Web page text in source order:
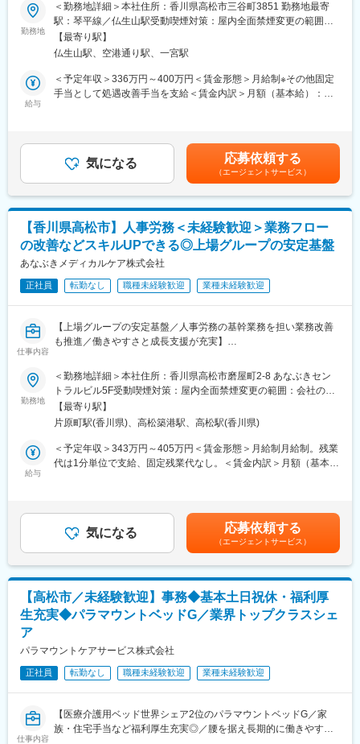
ッフと一緒に支援業務を行い、1日の業務の流れを覚えます。先輩
スタッフの丁寧な業務指導のもと、一緒に支援業務を繰り返して
いき、徐々に支援業務をお任せしていきます。一通りの支援業務
に慣れたら独り立ちですが、もし不安があれば研修期間を延長す
救命救急知識などを幅広く学ぶことができ、スキルアップができ
ます。
た方のほとんどは、福祉の仕事が未経験のスタートです。現場で
困ったことがあれば、支給される携帯電話で常駐している先輩ス
タッフにいつでも相談ができます。また、職場全体で情報の共
有、方針の決定を行っており、毎月の職員会議で事前に意見徴収
をしていますので、自分の意見や考えを同僚や先輩に伝えやすい
環境です。
変更の範囲：会社の定める業務
■業務内容：
・生活の支援
起床、着替え、食事、排せつ、入浴、就寝など、必要に応じて見
守り、声掛け、介助を行います。（排せつや入浴は自立に向けた
継続的な支援により、多くの利用者様は見守りや声掛けの支援の
みとなっています。）
守り、声掛け、介助を行います。また、社会参加や貢献活動を目
的とした、エコポットの作成、ケーブルの配線作業、段ボールの
箱折り作業についても同様に支援を実施します。
■大切にしていること
利用者様は、私たちが普段当たり前にしている生活や仕事でも、
難しく感じることがあります。また、そのような困った状況にな
った時に、誰かに助けを求める方法が分からないことがありま
す。この時に「出来ない」と決めてしまうのではなく「やり方が
分からないだけかな？」と考え、「こうすればいいよ」と利用者
様に寄り添っていくことが当法人の基本理念です。
■入職後の流れ
当法人の理念や支援方針をご理解いただいた後、現場で先輩スタ
ッフと一緒に支援業務を行い、1日の業務の流れを覚えます。先輩
いき、徐々に支援業務をお任せしていきます。一通りの支援業務
に慣れたら独り立ちですが、もし不安があれば研修期間を延長す
ることもできます。また、職員研修で、利用者様への支援技術や
救命救急知識などを幅広く学ぶことができ、スキルアップができ
■組織について
20代から70代までの幅広い年齢の方が活躍されており、入職され
有、方針の決定を行っており、毎月の職員会議で事前に意見徴収
をしていますので、自分の意見や考えを同僚や先輩に伝えやすい
環境です。
変更の範囲：会社の定める業務
勤務地
＜勤務地詳細＞本社住所：香川県高松市三谷町3851 勤務地最寄
駅：琴平線／仏生山駅受動喫煙対策：屋内全面禁煙変更の範囲：
会社の定める事業所
【最寄り駅】
仏生山駅、空港通り駅、一宮駅
給与
＜予定年収＞336万円～400万円＜賃金形態＞月給制※その他固定
手当として処遇改善手当を支給＜賃金内訳＞月額（基本給）：
実績4カ月分）■その他手当・夜勤手当（5,000円/回）・宿直手当
（4,000円/回）・特殊業務手当（業務の改善や向上に対し支給：
4,000～10,000円）・資格手当（社会福祉士、介護福祉士、精神
保健福祉士等）賃金はあくまでも目安の金額であり、選考を通じ
て上下する可能性があります。月給(月額)は固定手当を含めた表記
です。
気になる 応募依頼する
（エージェントサービス）
【香川県高松市】人事労務＜未経験歓迎＞業務フロー
の改善などスキルUPできる◎上場グループの安定基盤
あなぶきメディカルケア株式会社
正社員 転勤なし 職種未経験歓迎 業種未経験歓迎
仕事内容
【上場グループの安定基盤／人事労務の基幹業務を担い業務改善
も推進／働きやすさと成長支援が充実】
当社本社にて、人事労務担当として社員の入退社管理や給与計算
など労務業務全般を幅広くご担当いただきます。正確な定型業務
の運用のみならず、現行業務フローの見直しや改善・効率化にも
主体的に取り組み、より良い組織づくりに貢献いただくポジショ
ンです。採用事務サポートや外国人社員管理など、幅広い業務も
お任せします。
・給与データや退職金の計算、給与関連の事務
・人事異動ログや組織図の管理・更新
・社会保険各種手続きや36協定など労務管理事務
・外国人社員の在留カード管理
・評価業務の補助
・その他、各種事務業務
■扱うサービス
用・評価等もサポートします。
当社はあなぶき興産グループの一員として安定基盤を持ち、各部
署と連携しながら業務を進めます。
勤務地
＜勤務地詳細＞本社住所：香川県高松市磨屋町2-8 あなぶきセン
トラルビル5F受動喫煙対策：屋内全面禁煙変更の範囲：会社の定
める事業所
【最寄り駅】
片原町駅(香川県)、高松築港駅、高松駅(香川県)
給与
＜予定年収＞343万円～405万円＜賃金形態＞月給制月給制。残業
代は1分単位で支給、固定残業代なし。＜賃金内訳＞月額（基本
気になる 応募依頼する
（エージェントサービス）
【高松市／未経験歓迎】事務◆基本土日祝休・福利厚
生充実◆パラマウントベッドG／業界トップクラスシェ
ア
パラマウントケアサービス株式会社
正社員 転勤なし 職種未経験歓迎 業種未経験歓迎
仕事内容
【医療介護用ベッド世界シェア2位のパラマウントベッドG／家
族・住宅手当など福利厚生充実◎／腰を据え長期的に働きやすい